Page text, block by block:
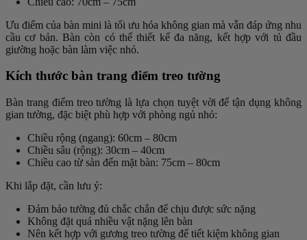
Ưu điểm của bàn mini là tối ưu hóa không gian mà vẫn đáp ứng nhu
cầu cơ bản. Bàn còn có thể thiết kế đa năng, kết hợp với tủ đầu
giường hoặc bàn làm việc nhỏ.
Kích thước bàn trang điểm treo tường
Bàn trang điểm treo tường là lựa chọn tuyệt vời để tận dụng không
gian tường, đặc biệt phù hợp với phòng ngủ nhỏ:
Chiều rộng (ngang): 60cm – 80cm
Chiều sâu (rộng): 30cm – 40cm
Chiều cao từ sàn đến mặt bàn: 75cm – 80cm
Khi lắp đặt, cần lưu ý:
Đảm bảo tường đủ chắc chắn để chịu được sức nặng
Không đặt quá nhiều vật nặng lên bàn
Nên kết hợp với gương treo tường để tiết kiệm không gian